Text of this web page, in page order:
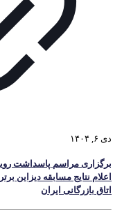
دی ۶, ۱۴۰۴
برگزاری مراسم پاسداشت
اتاق بازرگانی ایران